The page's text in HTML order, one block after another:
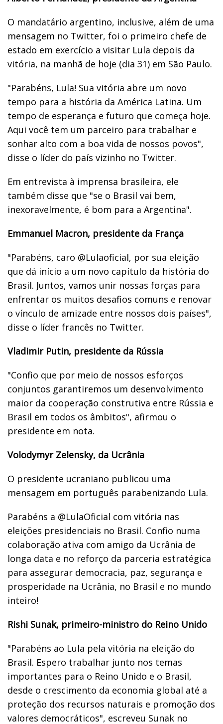
O mandatário argentino, inclusive, além de uma
mensagem no Twitter, foi o primeiro chefe de
estado em exercício a visitar Lula depois da
vitória, na manhã de hoje (dia 31) em São Paulo.
"Parabéns, Lula! Sua vitória abre um novo
tempo para a história da América Latina. Um
tempo de esperança e futuro que começa hoje.
Aqui você tem um parceiro para trabalhar e
sonhar alto com a boa vida de nossos povos",
disse o líder do país vizinho no Twitter.
Em entrevista à imprensa brasileira, ele
também disse que "se o Brasil vai bem,
inexoravelmente, é bom para a Argentina".
Emmanuel Macron, presidente da França
"Parabéns, caro @Lulaoficial, por sua eleição
que dá início a um novo capítulo da história do
Brasil. Juntos, vamos unir nossas forças para
enfrentar os muitos desafios comuns e renovar
o vínculo de amizade entre nossos dois países",
disse o líder francês no Twitter.
Vladimir Putin, presidente da Rússia
"Confio que por meio de nossos esforços
conjuntos garantiremos um desenvolvimento
maior da cooperação construtiva entre Rússia e
Brasil em todos os âmbitos", afirmou o
presidente em nota.
Volodymyr Zelensky, da Ucrânia
O presidente ucraniano publicou uma
mensagem em português parabenizando Lula.
Parabéns a @LulaOficial com vitória nas
eleições presidenciais no Brasil. Confio numa
colaboração ativa com amigo da Ucrânia de
longa data e no reforço da parceria estratégica
para assegurar democracia, paz, segurança e
prosperidade na Ucrânia, no Brasil e no mundo
inteiro!
Rishi Sunak, primeiro-ministro do Reino Unido
"Parabéns ao Lula pela vitória na eleição do
Brasil. Espero trabalhar junto nos temas
importantes para o Reino Unido e o Brasil,
desde o crescimento da economia global até a
proteção dos recursos naturais e promoção dos
valores democráticos", escreveu Sunak no